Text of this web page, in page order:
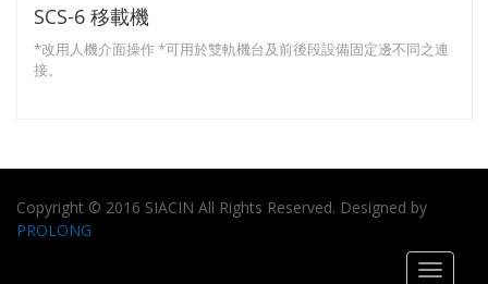
SCS-6 移載機
*改用人機介面操作 *可用於雙軌機台及前後段設備固定邊不同之連
接。
Copyright © 2016 SIACIN All Rights Reserved. Designed by
PROLONG
Toggle